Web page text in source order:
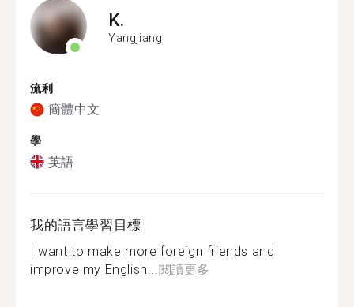
K.
Yangjiang
流利
簡體中文
學
英語
我的語言學習目標
I want to make more foreign friends and
improve my English... 閱讀更多